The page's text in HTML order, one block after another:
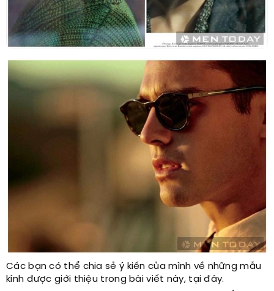
Các bạn có thể chia sẻ ý kiến của mình về những mẫu
kính được giới thiệu trong bài viết này, tại đây.